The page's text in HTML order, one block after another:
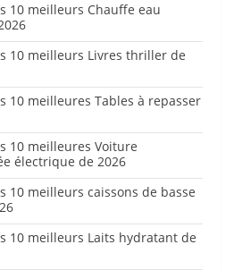
10 meilleurs Chauffe eau
10 meilleurs Livres thriller de
10 meilleures Tables à repasser
10 meilleures Voiture
électrique de 2026
10 meilleurs caissons de basse
10 meilleurs Laits hydratant de